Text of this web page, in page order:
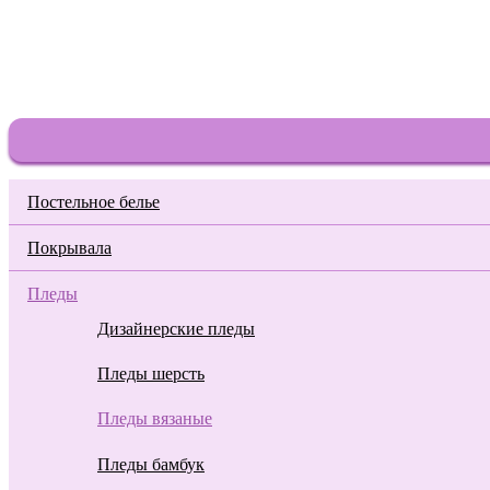
Постельное белье
Покрывала
Пледы
Дизайнерские пледы
Пледы шерсть
Пледы вязаные
Пледы бамбук